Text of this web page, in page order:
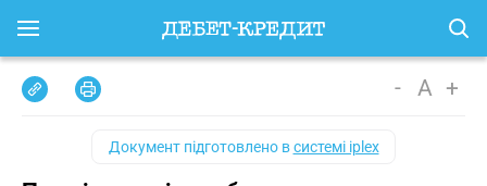
- A +
Документ підготовлено всистемі iplex